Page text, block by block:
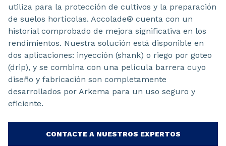
utiliza para la protección de cultivos y la preparación
de suelos hortícolas. Accolade® cuenta con un
historial comprobado de mejora significativa en los
rendimientos. Nuestra solución está disponible en
dos aplicaciones: inyección (shank) o riego por goteo
(drip), y se combina con una película barrera cuyo
diseño y fabricación son completamente
desarrollados por Arkema para un uso seguro y
eficiente.
CONTACTE A NUESTROS EXPERTOS